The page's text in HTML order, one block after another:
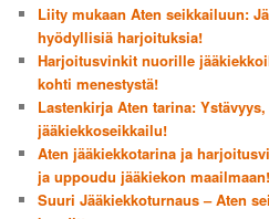
Liity mukaan Aten seikkailuun:
hyödyllisiä harjoituksia!
Harjoitusvinkit nuorille
kohti menestystä!
Lastenkirja Aten tarina:
jääkiekkoseikkailu!
Aten jääkiekkotarina ja
ja uppoudu jääkiekon maailmaan!
Suuri Jääkiekkoturnaus – Aten